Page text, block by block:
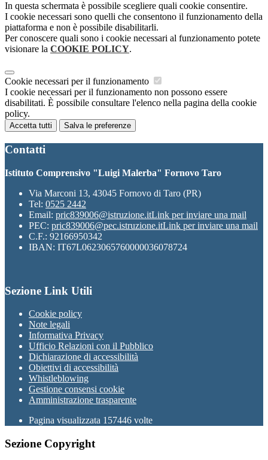
In questa schermata è possibile scegliere quali cookie consentire.
I cookie necessari sono quelli che consentono il funzionamento della
piattaforma e non è possibile disabilitarli.
Per conoscere quali sono i cookie necessari al funzionamento potete
visionare la COOKIE POLICY.
Cookie necessari per il funzionamento
I cookie necessari per il funzionamento non possono essere
disabilitati. È possibile consultare l'elenco nella pagina della cookie
policy.
Accetta tutti Salva le preferenze
Contatti
Istituto Comprensivo "Luigi Malerba" Fornovo Taro
Via Marconi 13, 43045 Fornovo di Taro (PR)
Tel: 0525 2442
Email: pric839006@istruzione.itLink per inviare una mail
PEC: pric839006@pec.istruzione.itLink per inviare una mail
C.F.: 92166950342
IBAN: IT67L0623065760000036078724
Sezione Link Utili
Cookie policy
Note legali
Informativa Privacy
Ufficio Relazioni con il Pubblico
Dichiarazione di accessibilità
Obiettivi di accessibilità
Whistleblowing
Gestione consensi cookie
Amministrazione trasparente
Pagina visualizzata 157446 volte
Sezione Copyright